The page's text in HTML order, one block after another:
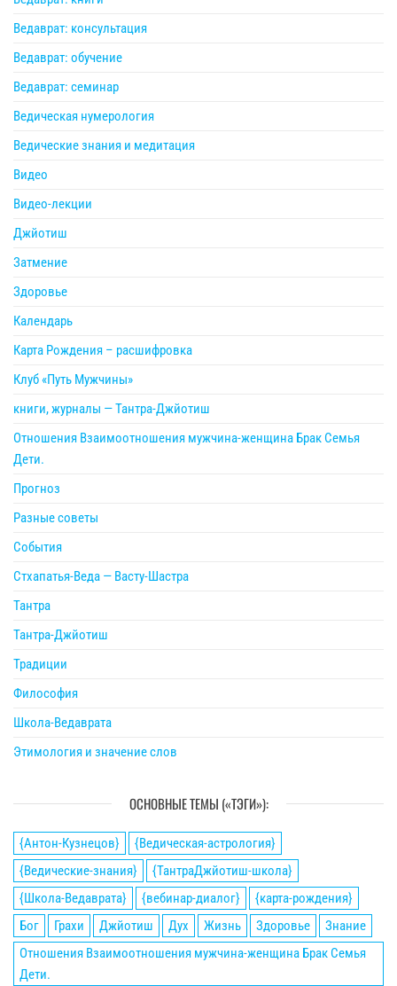
Ведаврат: консультация
Ведаврат: обучение
Ведаврат: семинар
Ведическая нумерология
Ведические знания и медитация
Видео
Видео-лекции
Джйотиш
Затмение
Здоровье
Календарь
Карта Рождения – расшифровка
Клуб «Путь Мужчины»
книги, журналы — Тантра-Джйотиш
Отношения Взаимоотношения мужчина-женщина Брак Семья
Дети.
Прогноз
Разные советы
События
Стхапатья-Веда — Васту-Шастра
Тантра
Тантра-Джйотиш
Традиции
Философия
Школа-Ведаврата
Этимология и значение слов
ОСНОВНЫЕ ТЕМЫ («ТЭГИ»):
{Антон-Кузнецов}
{Ведическая-астрология}
{Ведические-знания}
{ТантраДжйотиш-школа}
{Школа-Ведаврата}
{вебинар-диалог}
{карта-рождения}
Бог
Грахи Джйотиш Дух Жизнь Здоровье
Знание
Отношения Взаимоотношения мужчина-женщина Брак Семья
Дети.